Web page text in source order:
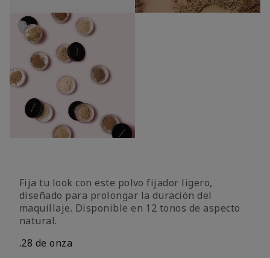
Fija tu look con este polvo fijador ligero,
diseñado para prolongar la duración del
maquillaje. Disponible en 12 tonos de aspecto
natural.
.28 de onza